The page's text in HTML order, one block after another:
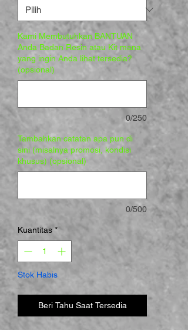
Kami Membutuhkan BANTUAN
Anda Badan Resin atau Kit mana
yang ingin Anda lihat tersedia?
(opsional)
0/250
Tambahkan catatan apa pun di
sini (misalnya promosi, kondisi
khusus) (opsional)
0/500
Kuantitas *
Stok Habis
Beri Tahu Saat Tersedia